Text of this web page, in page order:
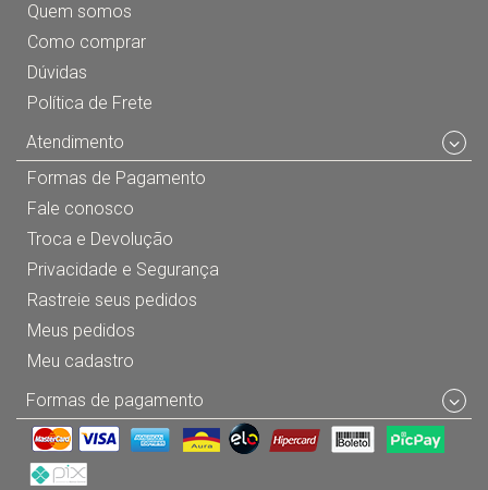
Quem somos
Como comprar
Dúvidas
Política de Frete
Atendimento
Formas de Pagamento
Fale conosco
Troca e Devolução
Privacidade e Segurança
Rastreie seus pedidos
Meus pedidos
Meu cadastro
Formas de pagamento